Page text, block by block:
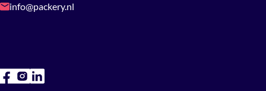
info@packery.nl